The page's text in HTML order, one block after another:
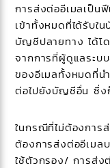
การส่งต่ออีเมลเป็น
เข้าทั้งหมดที่ได้รับใ
บัญชีปลายทาง ได้โ
จากการที่ผู้ดูแลระบ
ของอีเมลทั้งหมดที่น
ต่อไปยังบัญชีอื่น ซึ่
ในกรณีที่ไม่ต้องการ
ต้องการส่งต่ออีเมล
ใช้ตัวกรอง/ การส่ง